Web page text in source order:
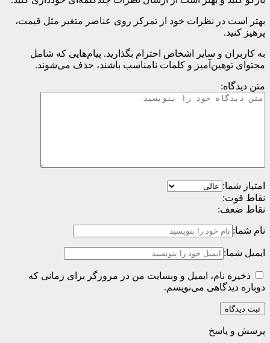
بهتر است در نظرات خود از تمرکز روی عناصر متغیر مثل قیمت،
پرهیز کنید.
به کاربران و سایر اشخاص احترام بگذارید. پیام‌هایی که شامل
محتوای توهین‌آمیز و کلمات نامناسب باشند، حذف می‌شوند.
متن دیدگاه:
امتیاز شما:
نقاط قوت:
نقاط ضعف:
نام شما:
ایمیل شما:
ذخیره نام، ایمیل و وبسایت من در مرورگر برای زمانی که
دوباره دیدگاهی می‌نویسم.
پرسش و پاسخ